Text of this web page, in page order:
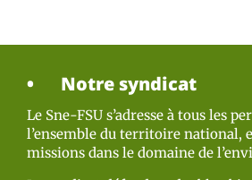
Notre syndicat
Le Sne-FSU s’adresse à tous les
l’ensemble du territoire national,
missions dans le domaine de